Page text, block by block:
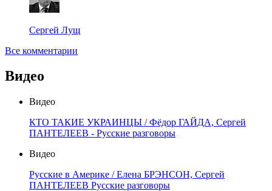
Сергей Лущ
Все комментарии
Видео
Видео
КТО ТАКИЕ УКРАИНЦЫ / Фёдор ГАЙДА, Сергей
ПАНТЕЛЕЕВ - Русские разговоры
Видео
Русские в Америке / Елена БРЭНСОН, Сергей
ПАНТЕЛЕЕВ Русские разговоры